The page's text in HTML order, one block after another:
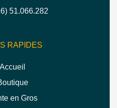
51.066.282
RAPIDES
Accueil
en Gros